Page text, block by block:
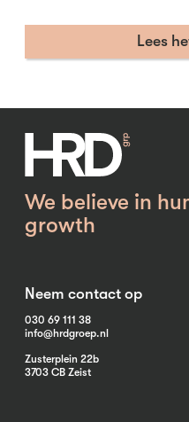
Lees
We believe in
growth
Neem contact op
030 69 111 38
info@hrdgroep.nl
Zusterplein 22b
3703 CB Zeist